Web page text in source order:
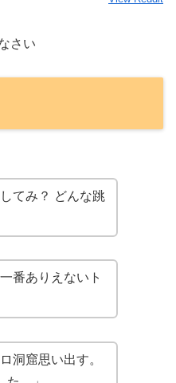
さい
てみ？ どんな跳
一番ありえない ト
洞窟思い出す。